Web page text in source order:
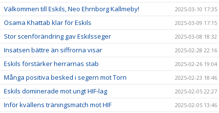
Välkommen till Eskils, Neo Ehrnborg Kallmeby! 2025-03-10 17:35
Osama Khattab klar för Eskils 2025-03-09 17:15
Stor scenförändring gav Eskilsseger 2025-03-08 18:32
Insatsen bättre än siffrorna visar 2025-02-28 22:16
Eskils förstärker herrarnas stab 2025-02-26 19:04
Många positiva besked i segern mot Torn 2025-02-23 18:46
Eskils dominerade mot ungt HIF-lag 2025-02-05 22:27
Inför kvällens träningsmatch mot HIF 2025-02-05 13:46